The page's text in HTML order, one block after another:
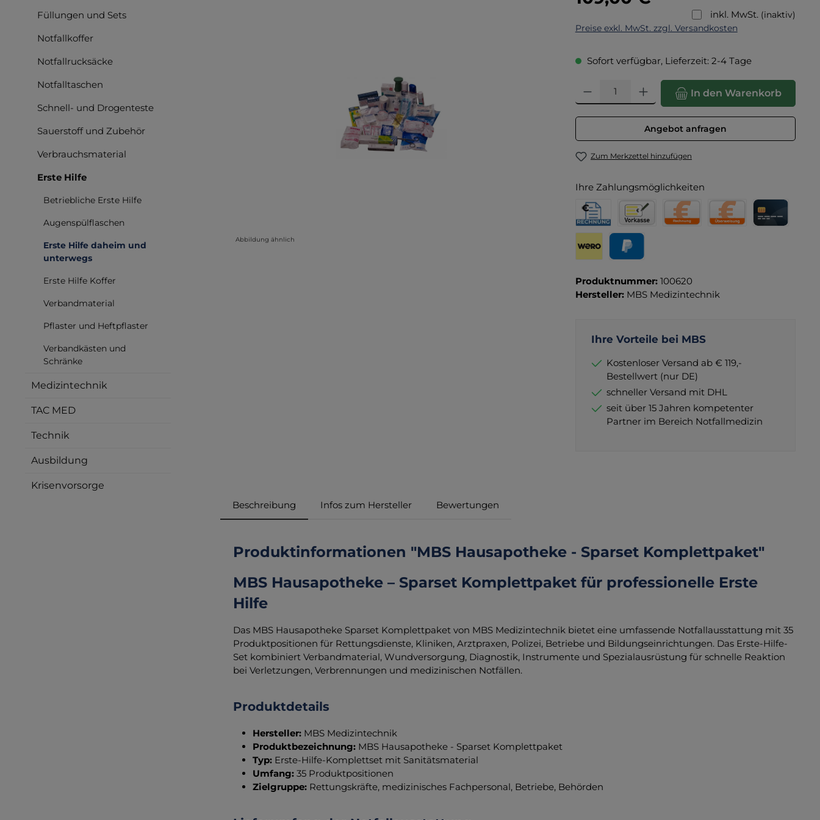
Füllungen und Sets
Notfallkoffer
Notfallrucksäcke
Notfalltaschen
Schnell- und Drogenteste
Sauerstoff und Zubehör
Verbrauchsmaterial
Erste Hilfe
Betriebliche Erste Hilfe
Augenspülflaschen
Erste Hilfe daheim und
unterwegs
Erste Hilfe Koffer
Verbandmaterial
Pflaster und Heftpflaster
Verbandkästen und
Schränke
Medizintechnik
TAC MED
Technik
Ausbildung
Krisenvorsorge
Abbildung ähnlich
inkl. MwSt. (inaktiv)
Preise exkl. MwSt. zzgl. Versandkosten
Sofort verfügbar, Lieferzeit: 2-4 Tage
Produkt Anzahl: Gib den gewünschten Wert ein oder
In den Warenkorb
Angebot anfragen
Zum Merkzettel hinzufügen
Ihre Zahlungsmöglichkeiten
Rechnung für Behörden
Vorkasse
Produktnummer: 100620
Hersteller: MBS Medizintechnik
Ihre Vorteile bei MBS
Kostenloser Versand ab € 119,-
Bestellwert (nur DE)
schneller Versand mit DHL
seit über 15 Jahren kompetenter
Partner im Bereich Notfallmedizin
Beschreibung Infos zum Hersteller Bewertungen
Produktinformationen "MBS Hausapotheke - Sparset Komplettpaket"
MBS Hausapotheke – Sparset Komplettpaket für professionelle Erste
Hilfe
Das MBS Hausapotheke Sparset Komplettpaket von MBS Medizintechnik bietet eine umfassende Notfallausstattung mit 35
Produktpositionen für Rettungsdienste, Kliniken, Arztpraxen, Polizei, Betriebe und Bildungseinrichtungen. Das Erste-Hilfe-
Set kombiniert Verbandmaterial, Wundversorgung, Diagnostik, Instrumente und Spezialausrüstung für schnelle Reaktion
bei Verletzungen, Verbrennungen und medizinischen Notfällen.
Produktdetails
Hersteller: MBS Medizintechnik
Produktbezeichnung: MBS Hausapotheke - Sparset Komplettpaket
Typ: Erste-Hilfe-Komplettset mit Sanitätsmaterial
Umfang: 35 Produktpositionen
Zielgruppe: Rettungskräfte, medizinisches Fachpersonal, Betriebe, Behörden